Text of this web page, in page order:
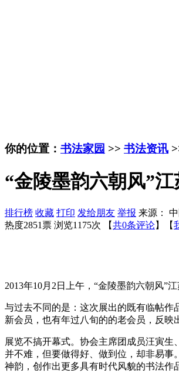
你的位置： 书法家园 >> 书法资讯
“金陵墨韵六朝风”
排行榜 收藏 打印 发给朋友 举报 来源：
热度2851票 浏览1175次 【共0条评论】【
2013年10月2日上午，“金陵墨韵六朝风”
与过去不同的是：这次展出的既有临帖作
新会员，也有年过八旬的的老会员，反映
展览不搞开幕式。协会主席团成员汪寅
并不难，但要做得好、做到位，却非易事
神韵，创作出更多具有时代风貌的书法作